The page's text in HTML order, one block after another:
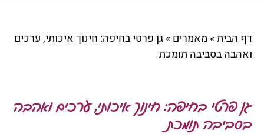
דף הבית» מאמרים»גן פרטי בחיפה: חינוך איכותי, ערכים
ואהבה בסביבה תומכת
גן פרטי בחיפה: חינוך איכותי, ערכים ואהבה
בסביבה תומכת